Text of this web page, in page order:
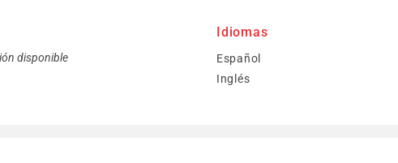
disponible
Idiomas
Español
Inglés